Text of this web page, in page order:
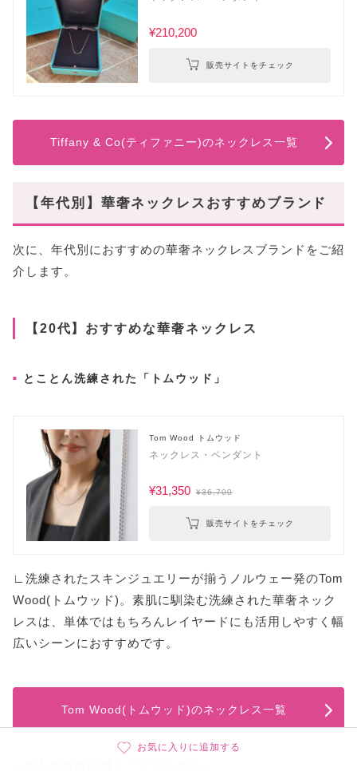
¥210,200
販売サイトをチェック
Tiffany & Co(ティファニー)のネックレス一覧
【年代別】華奢ネックレスおすすめブランド
次に、年代別におすすめの華奢ネックレスブランドをご紹
介します。
【20代】おすすめな華奢ネックレス
とことん洗練された「トムウッド」
Tom Wood トムウッド
ネックレス・ペンダント
¥31,350 ¥36,700
販売サイトをチェック
∟洗練されたスキンジュエリーが揃うノルウェー発のTom
Wood(トムウッド)。素肌に馴染む洗練された華奢ネック
レスは、単体ではもちろんレイヤードにも活用しやすく幅
広いシーンにおすすめです。
Tom Wood(トムウッド)のネックレス一覧
お気に入りに追加する